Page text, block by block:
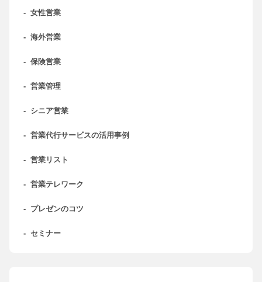
- 女性営業
- 海外営業
- 保険営業
- 営業管理
- シニア営業
- 営業代行サービスの活用事例
- 営業リスト
- 営業テレワーク
- プレゼンのコツ
- セミナー